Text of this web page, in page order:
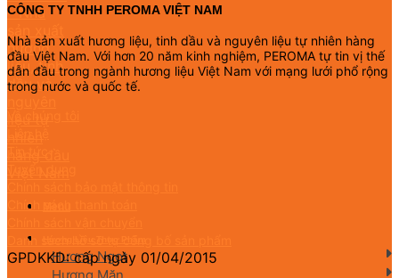
Hương Ngọt
CÔNG TY TNHH PEROMA VIỆT NAM
Nhà sản xuất hương liệu, tinh dầu và nguyên liệu tự nhiên hàng
đầu Việt Nam. Với hơn 20 năm kinh nghiệm, PEROMA tự tin vị thế
dẫn đầu trong ngành hương liệu Việt Nam với mạng lưới phổ rộng
trong nước và quốc tế.
Chính sách thanh toán
Danh sách hồ sơ tự công bố sản phẩm
GPDKKD: cấp ngày 01/04/2015